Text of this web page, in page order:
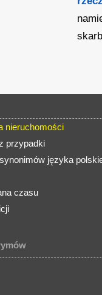
nieruchomości
przypadki
języka
czasu